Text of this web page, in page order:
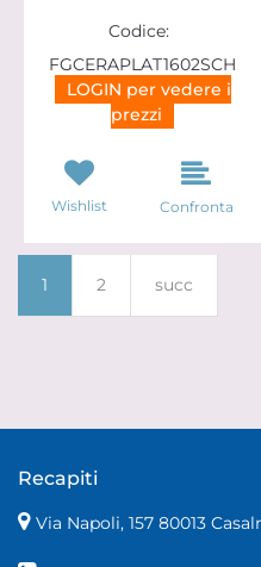
Codice:
FGCERAPLAT1602SCH
LOGIN per vedere i
prezzi
Wishlist Confronta
1 2 succ
Recapiti
Via Napoli, 157 80013